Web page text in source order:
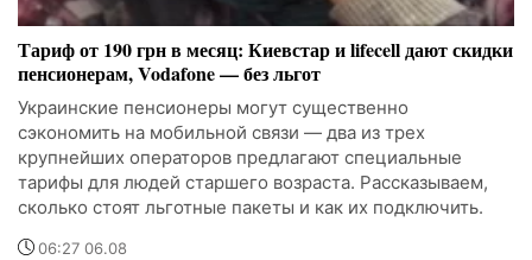
Тариф от 190 грн в месяц: Киевстар и lifecell дают скидки
пенсионерам, Vodafone — без льгот
Украинские пенсионеры могут существенно
сэкономить на мобильной связи — два из трех
крупнейших операторов предлагают специальные
тарифы для людей старшего возраста. Рассказываем,
сколько стоят льготные пакеты и как их подключить.
06:27 06.08